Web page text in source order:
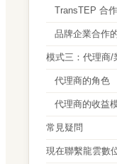
TransTEP 合
品牌企業合作
模式三：代理商/
代理商的角色
代理商的收益
常見疑問
現在聯繫龍雲數